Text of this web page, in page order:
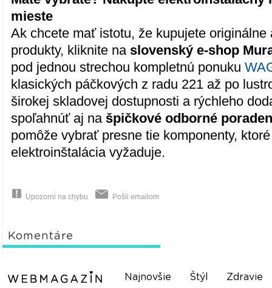
mieste
Ak chcete mať istotu, že kupujete originálne
produkty, kliknite na slovenský e-shop
pod jednou strechou kompletnú ponuku
klasických páčkových z radu 221 až po
širokej skladovej dostupnosti a rýchleho
spoľahnúť aj na špičkové odborné
pomôže vybrať presne tie komponenty,
elektroinštalácia vyžaduje.
Upozorni na chybu Pošli emailom
Komentáre
Najnovšie Štýl Zdravie